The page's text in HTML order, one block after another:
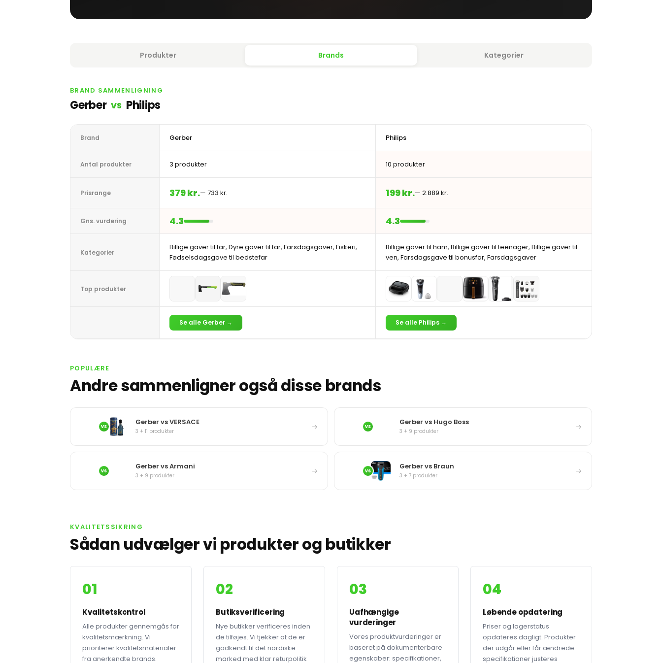
Produkter Brands Kategorier
BRAND SAMMENLIGNING
Gerber VS Philips
Brand Gerber Philips
Antal produkter 3 produkter 10 produkter
Prisrange 379 kr.— 733 kr. 199 kr.— 2.889 kr.
Gns. vurdering 4.3 4.3
Kategorier
Billige gaver til far, Dyre gaver til far, Farsdagsgaver, Fiskeri,
Fødselsdagsgave til bedstefar
Billige gaver til ham, Billige gaver til teenager, Billige gaver til
ven, Farsdagsgave til bonusfar, Farsdagsgaver
Top produkter
Se alle Gerber → Se alle Philips →
POPULÆRE
Andre sammenligner også disse brands
VS Gerber vs VERSACE
3 + 11 produkter → VS Gerber vs Hugo Boss
3 + 9 produkter →
VS Gerber vs Armani
3 + 9 produkter → VS Gerber vs Braun
3 + 7 produkter →
KVALITETSSIKRING
Sådan udvælger vi produkter og butikker
01
Kvalitetskontrol
Alle produkter gennemgås for
kvalitetsmærkning. Vi
prioriterer kvalitetsmaterialer
fra anerkendte brands.
02
Butiksverificering
Nye butikker verificeres inden
de tilføjes. Vi tjekker at de er
godkendt til det nordiske
marked med klar returpolitik
03
Uafhængige
vurderinger
Vores produktvurderinger er
baseret på dokumenterbare
egenskaber: specifikationer,
04
Løbende opdatering
Priser og lagerstatus
opdateres dagligt. Produkter
der udgår eller får ændrede
specifikationer justeres